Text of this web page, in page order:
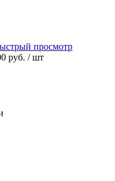
просмотр
руб. / шт